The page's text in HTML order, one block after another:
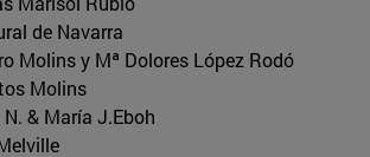
de Navarra
Molins y Mª Dolores López Rodó
Molins
N. & María J.Eboh